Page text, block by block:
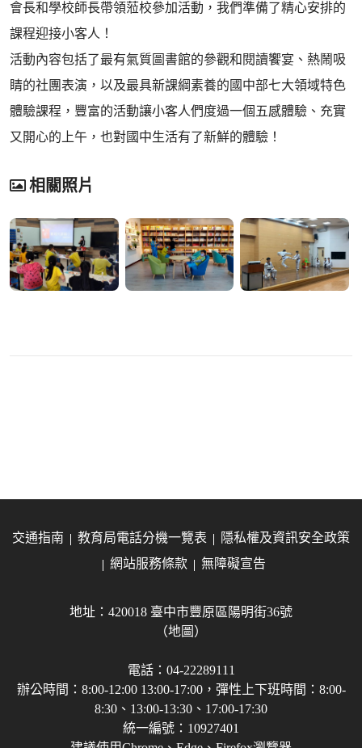
會長和學校師長帶領蒞校參加活動，我們準備了精心安排的
課程迎接小客人！
活動內容包括了最有氣質圖書館的參觀和閱讀饗宴、熱鬧吸
睛的社團表演，以及最具新課綱素養的國中部七大領域特色
體驗課程，豐富的活動讓小客人們度過一個五感體驗、充實
又開心的上午，也對國中生活有了新鮮的體驗！
相關照片
交通指南 教育局電話分機一覽表
隱私權及資訊安全政策
網站服務條款
無障礙宣告
地址：420018 臺中市豐原區陽明街36號
（地圖）
電話：04-22289111
辦公時間：8:00-12:00 13:00-17:00，彈性上下班時間：8:00-
8:30、13:00-13:30、17:00-17:30
統一編號：10927401